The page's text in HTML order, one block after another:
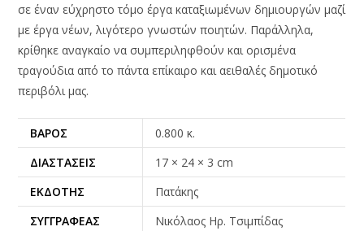
σε έναν εύχρηστο τόμο έργα καταξιωμένων δημιουργών μαζί
με έργα νέων, λιγότερο γνωστών ποιητών. Παράλληλα,
κρίθηκε αναγκαίο να συμπεριληφθούν και ορισμένα
τραγούδια από το πάντα επίκαιρο και αειθαλές δημοτικό
περιβόλι μας.
ΒΆΡΟΣ
0.800 κ.
ΔΙΑΣΤΆΣΕΙΣ
17 × 24 × 3 cm
ΕΚΔΌΤΗΣ
Πατάκης
ΣΥΓΓΡΑΦΈΑΣ
Νικόλαος Ηρ. Τσιμπίδας